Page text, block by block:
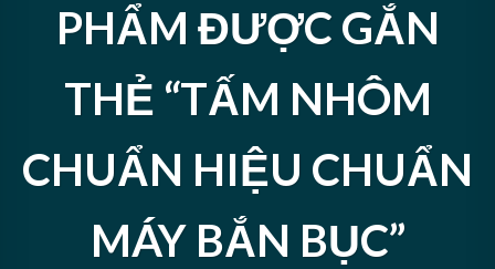
PHẨM ĐƯỢC GẮN
THẺ “TẤM NHÔM
CHUẨN HIỆU CHUẨN
MÁY BẮN BỤC”